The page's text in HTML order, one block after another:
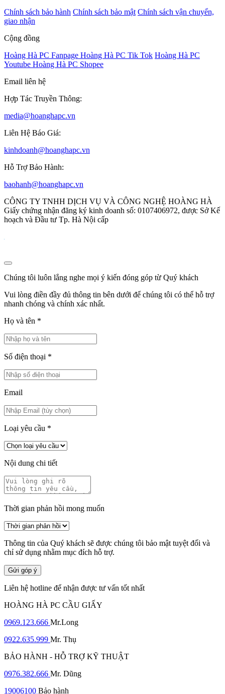
Chính sách bảo hành Chính sách bảo mật Chính sách vận chuyển,
giao nhận
Cộng đồng
Hoàng Hà PC Fanpage Hoàng Hà PC Tik Tok Hoàng Hà PC
Youtube Hoàng Hà PC Shopee
Email liên hệ
Hợp Tác Truyền Thông:
media@hoanghapc.vn
Liên Hệ Báo Giá:
kinhdoanh@hoanghapc.vn
Hỗ Trợ Bảo Hành:
baohanh@hoanghapc.vn
CÔNG TY TNHH DỊCH VỤ VÀ CÔNG NGHỆ HOÀNG HÀ
Giấy chứng nhận đăng ký kinh doanh số: 0107406972, được Sở Kế
hoạch và Đầu tư Tp. Hà Nội cấp
Chúng tôi luôn lắng nghe mọi ý kiến đóng góp từ Quý khách
Vui lòng điền đầy đủ thông tin bên dưới để chúng tôi có thể hỗ trợ
nhanh chóng và chính xác nhất.
Họ và tên *
Số điện thoại *
Email
Loại yêu cầu *
Nội dung chi tiết
Thời gian phản hồi mong muốn
Thông tin của Quý khách sẽ được chúng tôi bảo mật tuyệt đối và
chỉ sử dụng nhằm mục đích hỗ trợ.
Gửi góp ý
Liên hệ hotline để nhận được tư vấn tốt nhất
HOÀNG HÀ PC CẦU GIẤY
0969.123.666 Mr.Long
0922.635.999 Mr. Thụ
BẢO HÀNH - HỖ TRỢ KỸ THUẬT
0976.382.666 Mr. Dũng
19006100 Bảo hành